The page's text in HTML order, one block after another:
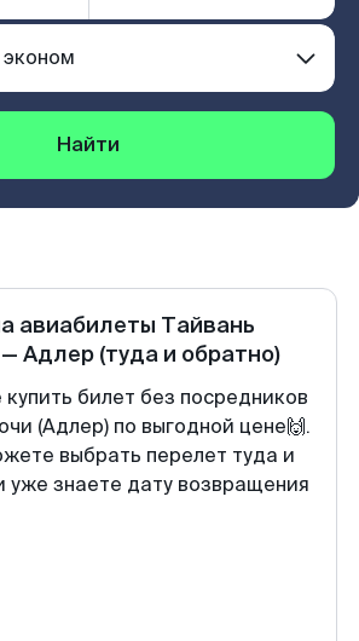
Найти
авиабилеты Тайвань
— Адлер (туда и обратно)
билет без посредников
(Адлер) по выгодной цене🙌.
выбрать перелет туда и
уже знаете дату возвращения